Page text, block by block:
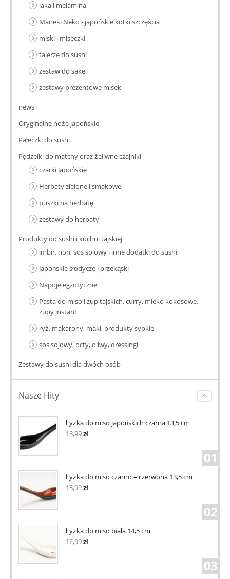
laka i melamina
Maneki Neko - japońskie kotki szczęścia
miski i miseczki
talerze do sushi
zestaw do sake
zestawy prezentowe misek
news
Oryginalne noże japońskie
Pałeczki do sushi
Pędzelki do matchy oraz żeliwne czajniki
czarki Japońskie
Herbaty zielone i smakowe
puszki na herbatę
zestawy do herbaty
Produkty do sushi i kuchni tajskiej
imbir, nori, sos sojowy i inne dodatki do sushi
Japońskie słodycze i przekąski
Napoje egzotyczne
Pasta do miso i zup tajskich, curry, mleko kokosowe,
zupy instant
ryż, makarony, mąki, produkty sypkie
sos sojowy, octy, oliwy, dressingi
Zestawy do sushi dla dwóch osób
Nasze Hity
Łyżka do miso japońskich czarna 13,5 cm
13,99zł
01
Łyżka do miso czarno – czerwona 13,5 cm
13,99zł
02
Łyżka do miso biała 14,5 cm
12,99zł
03